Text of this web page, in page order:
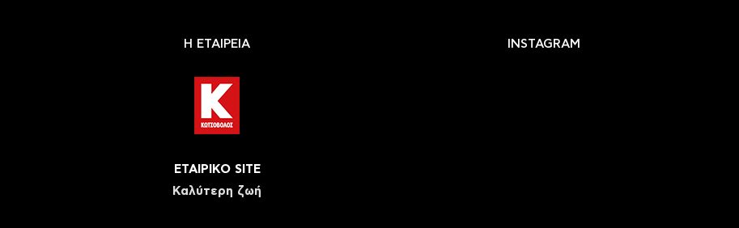
Η ΕΤΑΙΡΕΙΑ
ΕΤΑΙΡΙΚΟ SITE
Καλύτερη ζωή
INSTAGRAM